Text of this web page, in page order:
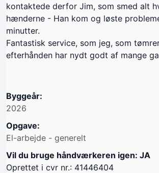
kontaktede derfor Jim, som smed alt
hænderne - Han kom og løste
minutter.
Fantastisk service, som jeg, som
efterhånden har nydt godt af mange
Byggeår:
2026
Opgave:
El-arbejde - generelt
Vil du bruge håndværkeren igen: JA
Oprettet i cvr nr.: 41446404